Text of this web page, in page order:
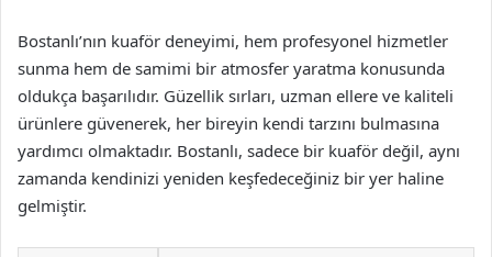
Bostanlı’nın kuaför deneyimi, hem profesyonel hizmetler
sunma hem de samimi bir atmosfer yaratma konusunda
oldukça başarılıdır. Güzellik sırları, uzman ellere ve kaliteli
ürünlere güvenerek, her bireyin kendi tarzını bulmasına
yardımcı olmaktadır. Bostanlı, sadece bir kuaför değil, aynı
zamanda kendinizi yeniden keşfedeceğiniz bir yer haline
gelmiştir.